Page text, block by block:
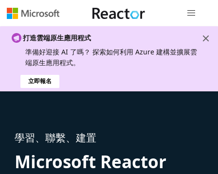
打造雲端原生應用程式
準備好迎接 AI 了嗎？ 探索如何利用 Azure 建構並擴展雲
端原生應用程式。
立即報名
學習、聯繫、建置
Microsoft Reactor